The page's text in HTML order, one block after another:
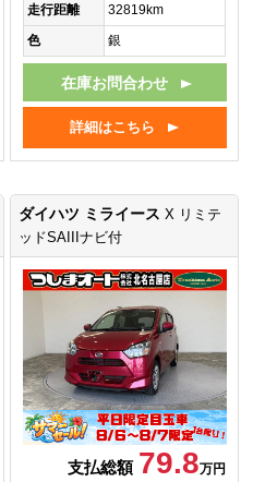
走行距離
32819km
色
銀
在庫お問合わせ
詳細はこちら
ダイハツ ミライースX リミテ
ッドSAIIIナビ付
支払総額 79.8万円